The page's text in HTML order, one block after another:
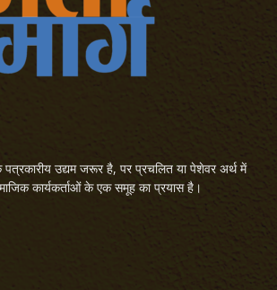
उद्यम जरूर है, पर प्रचलित या पेशेवर अर्थ में
कार्यकर्ताओं के एक समूह का प्रयास है।